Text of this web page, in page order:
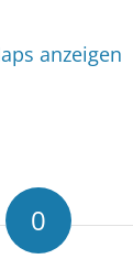
anzeigen
0